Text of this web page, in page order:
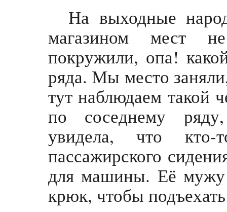
На выходные
магазином мест
покружили, опа!
ряда. Мы место
тут наблюдаем такой
по соседнему
увидела, что кто-
пассажирского
для машины. Её мужу
крюк, чтобы